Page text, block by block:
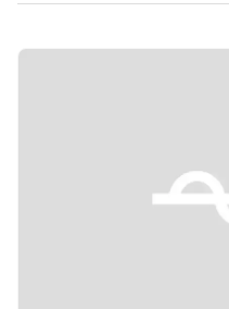
Previous slide